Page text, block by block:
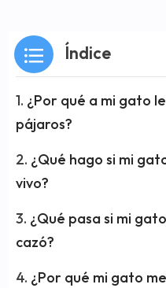
Índice
¿Por qué a mi gato
pájaros?
¿Qué hago si mi
vivo?
¿Qué pasa si mi
cazó?
¿Por qué mi gato